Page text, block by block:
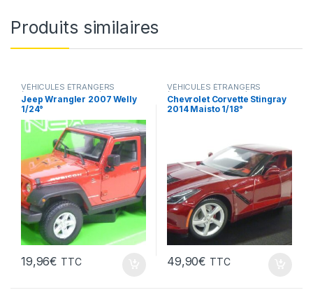
Produits similaires
VÉHICULES ÉTRANGERS
(voitures,camions ...)
Jeep Wrangler 2007 Welly
1/24°
19,96€ TTC
VÉHICULES ÉTRANGERS
(voitures,camions ...)
Chevrolet Corvette Stingray
2014 Maisto 1/18°
49,90€ TTC